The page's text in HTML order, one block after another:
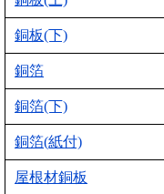
銅板(下)
銅箔
銅箔(下)
銅箔(紙付)
屋根材銅板